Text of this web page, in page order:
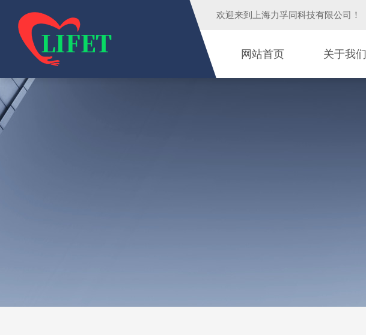
欢迎来到 上海力孚同科技有限公司 ！
网站首页 关于我们